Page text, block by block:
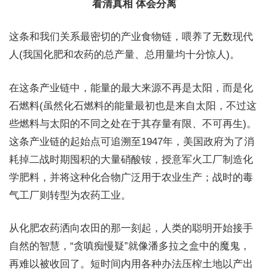
看清真相 体会分离
这条和我们关系最密切的产业食物链，喂养了无数现代
人(我国化肥和农药的总产量、总用量均十分惊人)。
在这条产业链中，能量的最大来源不再是太阳，而是化
石燃料(虽然化石燃料的能量最初也是来自太阳，不过这
些燃料与太阳的不同之处在于其存量有限、不可再生)。
这条产业链的起始点可追溯至1947年，美国政府为了消
耗掉二战时期囤积的大量硝酸铵，授意军火工厂制造化
学肥料，并将这种化合物广泛用于农业生产；战时的毒
气工厂则转型为农药工业。
从化肥农药洒向农田的那一刻起，人类的聪明开始接手
自然的智慧，“贪嗔痴慢疑”就像潘多拉之盒中的魔鬼，
再难以被收回了。短时间内用各种办法压榨土地以产出